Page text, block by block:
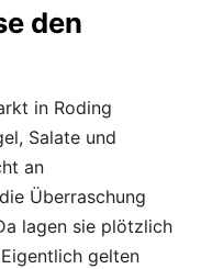
den
in Roding
Salate und
an
Überraschung
lagen sie plötzlich
gelten